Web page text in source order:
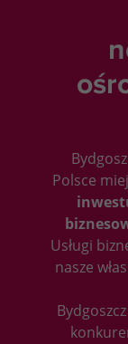
Polsce
Usługi
nasze